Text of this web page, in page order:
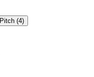
Pitch (4)